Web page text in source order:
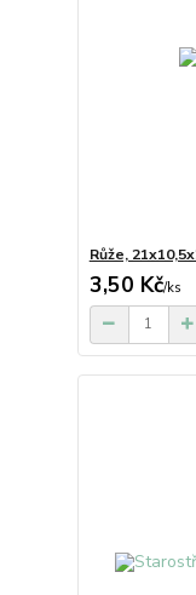
Růže,
3,50 Kč/ks